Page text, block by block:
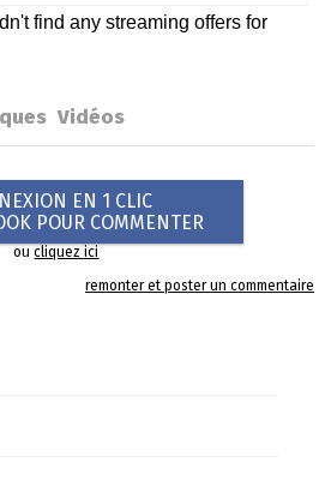
Vidéos
EN 1 CLIC
POUR COMMENTER
oucliquez ici
remonter et poster un commentaire